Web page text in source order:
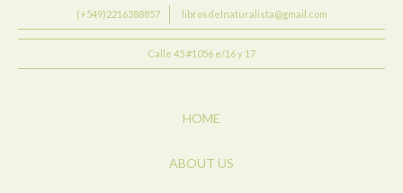
(+549)2216388857 librosdelnaturalista@gmail.com
Calle 45 #1056 e/16 y 17
HOME
ABOUT US